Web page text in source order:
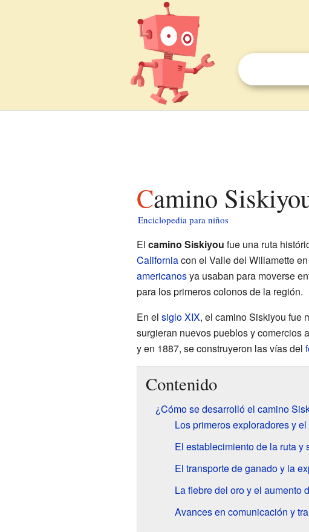
Camino
Enciclopedia para niños
El camino Siskiyou fue una ruta
Californiacon el Valle del Willamette
americanosya usaban para moverse
para los primeros colonos de la región.
En el siglo XIX, el camino Siskiyou fue
surgieran nuevos pueblos y comercios
y en 1887, se construyeron las vías del
Contenido
¿Cómo se desarrolló el camino
Los primeros exploradores y
El establecimiento de la ruta y
El transporte de ganado y la
La fiebre del oro y el aumento
Avances en comunicación y